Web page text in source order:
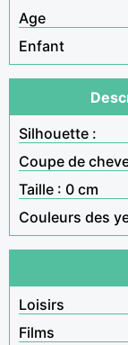
Age
Enfant
Silhouette :
Coupe de
Taille : 0 cm
Couleurs des
Loisirs
Films